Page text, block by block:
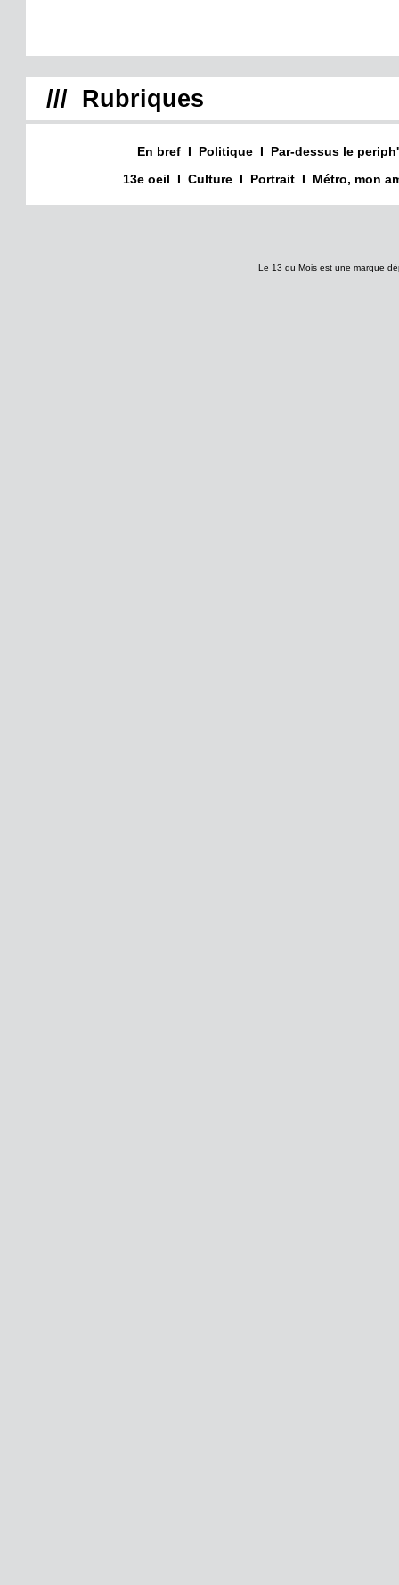
/// Rubriques
En bref I Politique I
Par-dessus le periph'
13e oeil
I Culture I Portrait I Métro, mon
Le 13 du Mois est une marque